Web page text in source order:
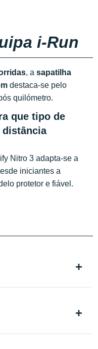
i-Run
, a sapatilha
destaca-se pelo
quilómetro.
que tipo de
distância
Nitro 3 adapta-se a
iniciantes a
protetor e fiável.